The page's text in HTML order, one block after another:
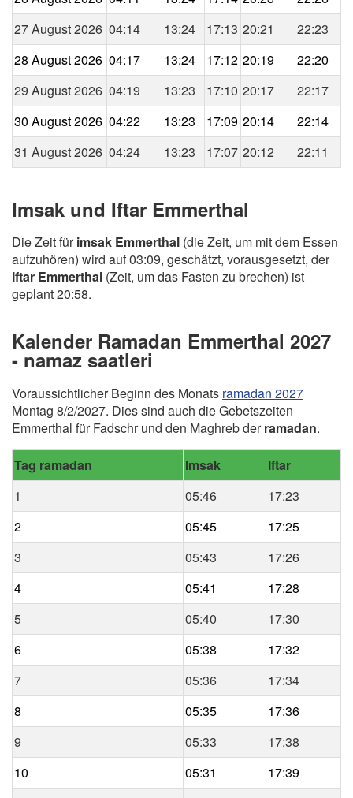
27 August 2026 04:14 13:24 17:13 20:21
22:23
28 August 2026 04:17 13:24 17:12 20:19
22:20
29 August 2026 04:19 13:23 17:10 20:17
22:17
30 August 2026 04:22 13:23 17:09 20:14
22:14
31 August 2026 04:24 13:23 17:07 20:12 22:11
Imsak und Iftar Emmerthal
Die Zeit fürimsak Emmerthal (die Zeit, um mit dem Essen
aufzuhören) wird auf 03:09, geschätzt, vorausgesetzt, der
Iftar Emmerthal (Zeit, um das Fasten zu brechen) ist
geplant 20:58.
Kalender Ramadan Emmerthal 2027
- namaz saatleri
Voraussichtlicher Beginn des Monats ramadan 2027
Montag 8/2/2027. Dies sind auch die Gebetszeiten
Emmerthal für Fadschr und den Maghreb derramadan.
Tag ramadan Imsak
Iftar
1
05:46
17:23
2
05:45
17:25
3
05:43
17:26
4
05:41
17:28
5
05:40
17:30
6
05:38
17:32
7
05:36
17:34
8
05:35
17:36
9
05:33
17:38
10
05:31
17:39